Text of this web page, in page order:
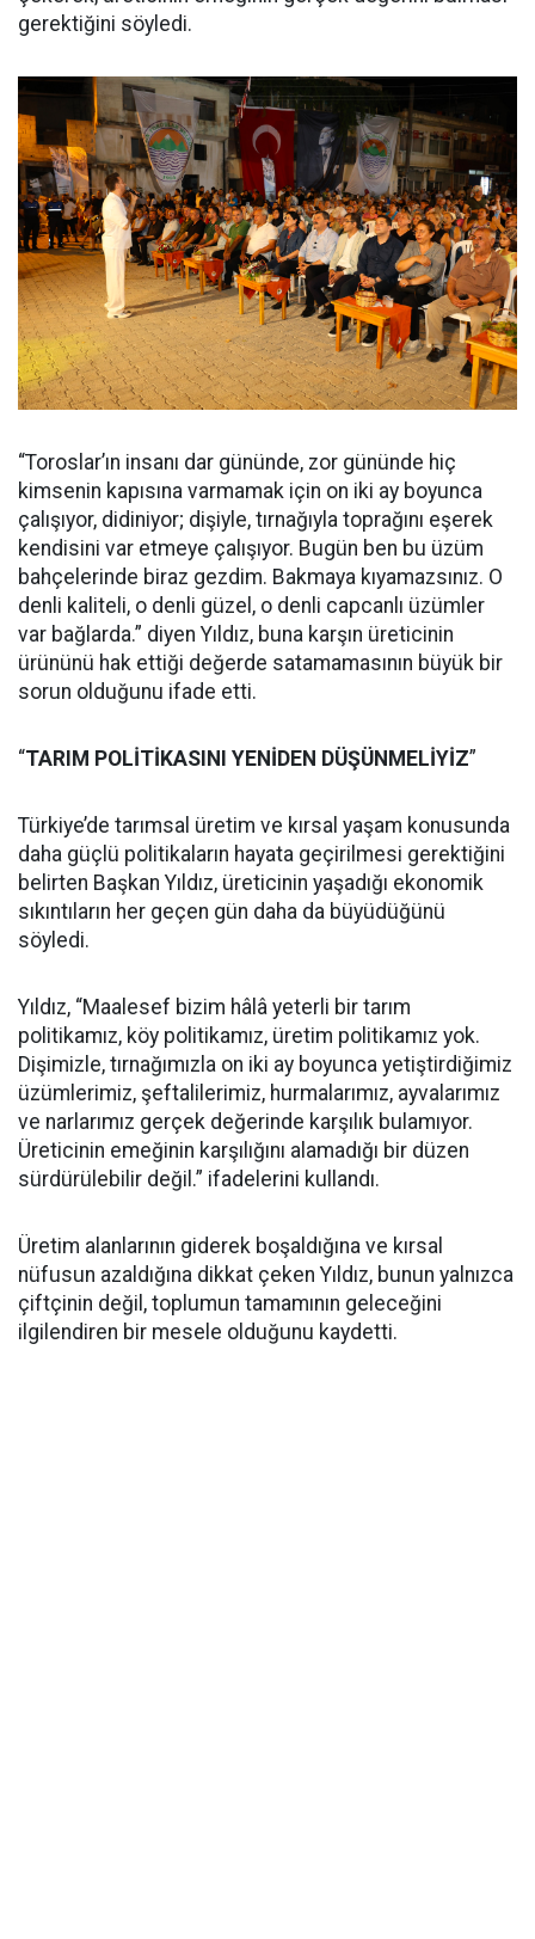
gerektiğini söyledi.
“Toroslar’ın insanı dar gününde, zor gününde hiç
kimsenin kapısına varmamak için on iki ay boyunca
çalışıyor, didiniyor; dişiyle, tırnağıyla toprağını eşerek
kendisini var etmeye çalışıyor. Bugün ben bu üzüm
bahçelerinde biraz gezdim. Bakmaya kıyamazsınız. O
denli kaliteli, o denli güzel, o denli capcanlı üzümler
var bağlarda.” diyen Yıldız, buna karşın üreticinin
ürününü hak ettiği değerde satamamasının büyük bir
sorun olduğunu ifade etti.
“TARIM POLİTİKASINI YENİDEN DÜŞÜNMELİYİZ”
Türkiye’de tarımsal üretim ve kırsal yaşam konusunda
daha güçlü politikaların hayata geçirilmesi gerektiğini
belirten Başkan Yıldız, üreticinin yaşadığı ekonomik
sıkıntıların her geçen gün daha da büyüdüğünü
söyledi.
Yıldız, “Maalesef bizim hâlâ yeterli bir tarım
politikamız, köy politikamız, üretim politikamız yok.
Dişimizle, tırnağımızla on iki ay boyunca yetiştirdiğimiz
üzümlerimiz, şeftalilerimiz, hurmalarımız, ayvalarımız
ve narlarımız gerçek değerinde karşılık bulamıyor.
Üreticinin emeğinin karşılığını alamadığı bir düzen
sürdürülebilir değil.” ifadelerini kullandı.
Üretim alanlarının giderek boşaldığına ve kırsal
nüfusun azaldığına dikkat çeken Yıldız, bunun yalnızca
çiftçinin değil, toplumun tamamının geleceğini
ilgilendiren bir mesele olduğunu kaydetti.